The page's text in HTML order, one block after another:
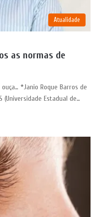
Atualidade
as normas de
*Janio Roque Barros de
(Universidade Estadual de…